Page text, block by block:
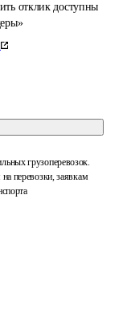
отклик доступны
грузоперевозок.
на перевозки, заявкам